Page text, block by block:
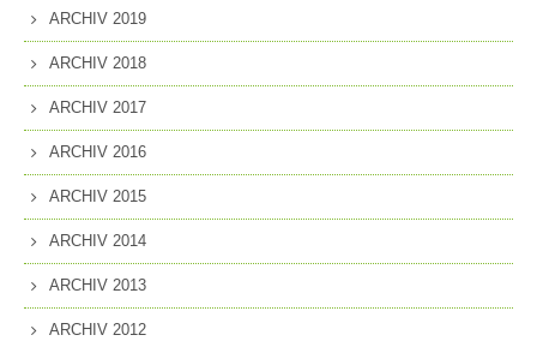
ARCHIV 2019
ARCHIV 2018
ARCHIV 2017
ARCHIV 2016
ARCHIV 2015
ARCHIV 2014
ARCHIV 2013
ARCHIV 2012